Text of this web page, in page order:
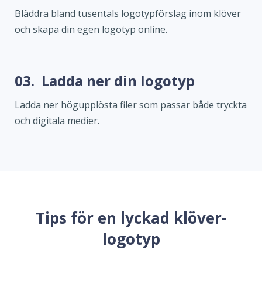
Bläddra bland tusentals logotypförslag inom klöver
och skapa din egen logotyp online.
03. Ladda ner din logotyp
Ladda ner högupplösta filer som passar både tryckta
och digitala medier.
Tips för en lyckad klöver-
logotyp